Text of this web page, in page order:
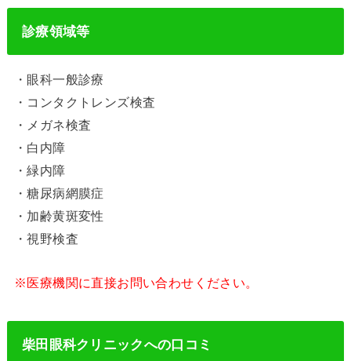
診療領域等
・眼科一般診療
・コンタクトレンズ検査
・メガネ検査
・白内障
・緑内障
・糖尿病網膜症
・加齢黄斑変性
・視野検査
※医療機関に直接お問い合わせください。
柴田眼科クリニックへの口コミ